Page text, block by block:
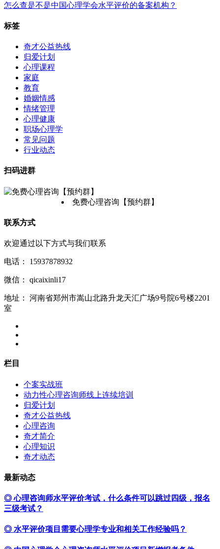
怎么查是不是中国心理学会水平评价的备案机构？
标签
奇才公益热线
归爱计划
心理课程
家庭
教育
婚姻情感
情绪管理
心理健康
职场心理学
常见问题
行业动态
扫码进群
免费心理咨询【预约群】
联系方式
欢迎通过以下方式与我们联系
电话： 15937878932
微信： qicaixinli17
地址：
河南省郑州市嵩山北路升龙天汇广场9号院6号楼2201
室
栏目
个案实战班
动力性心理咨询师线上连续培训
归爱计划
奇才公益热线
心理咨询
奇才简介
心理知识
奇才动态
最新动态
◎ 心理咨询师水平评价考试，什么条件可以跳过四级，报名
三级考试？
◎ 水平评价项目需要心理学专业和相关工作经验吗？